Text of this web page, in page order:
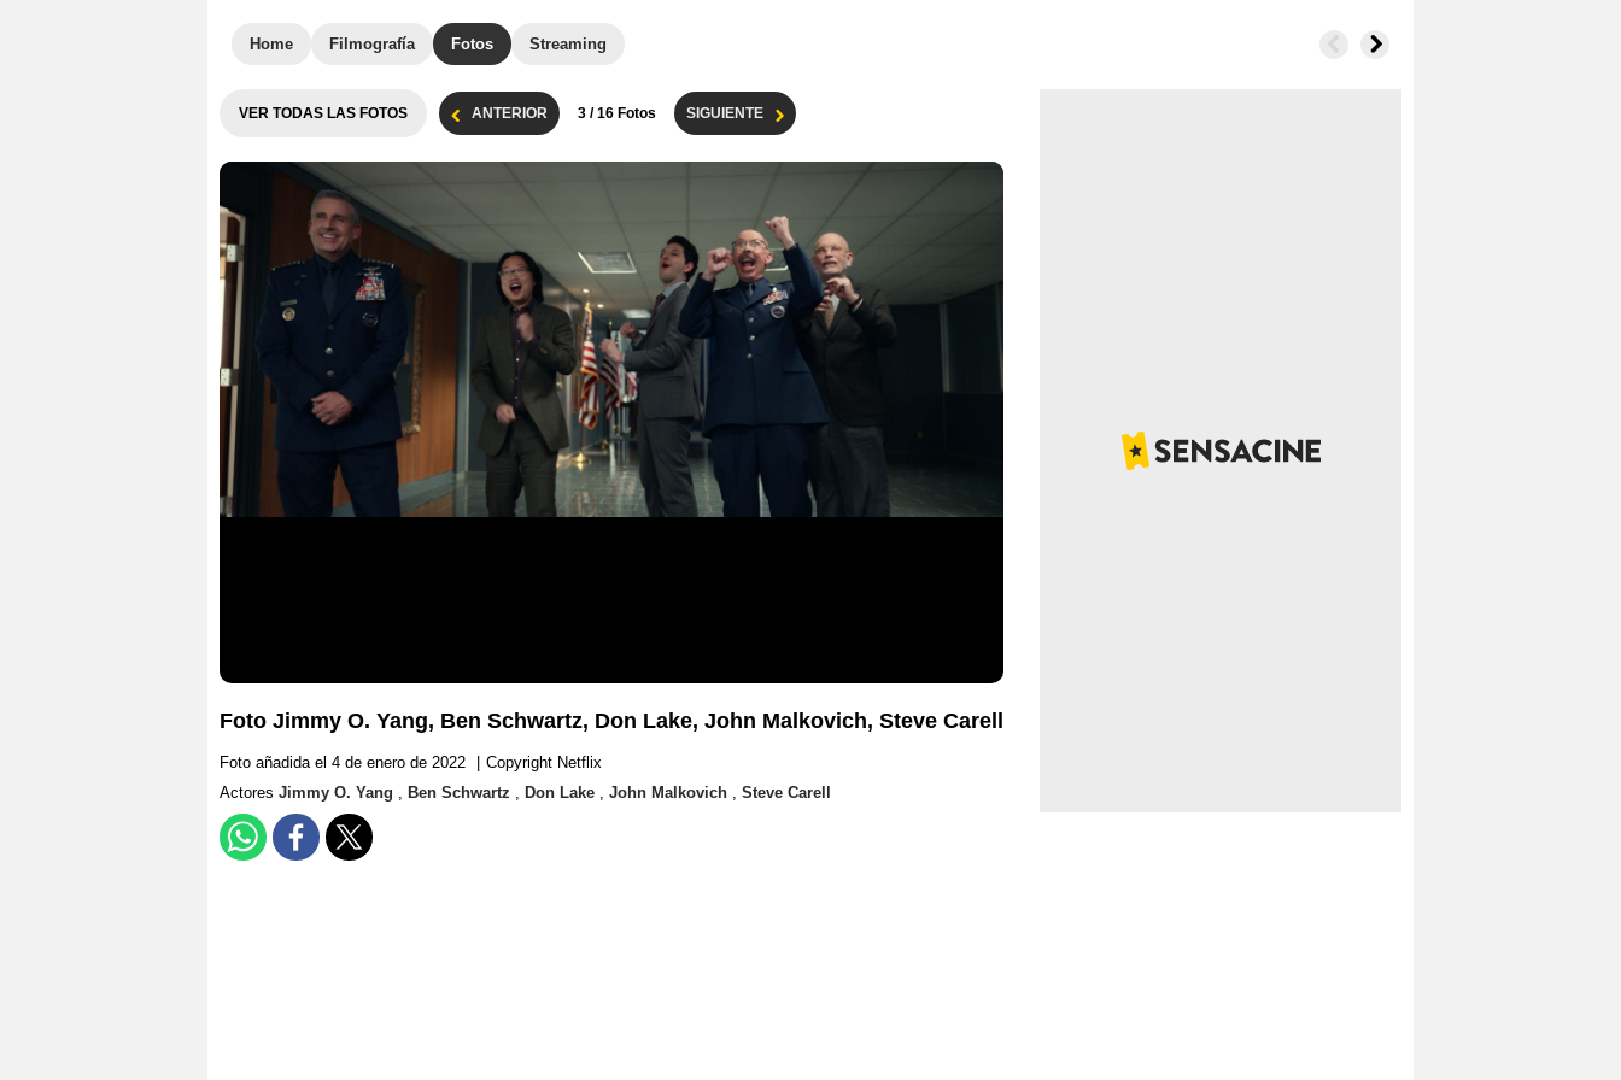
Home Filmografía Fotos Streaming
VER TODAS LAS FOTOS ANTERIOR 3 / 16 Fotos SIGUIENTE
Foto Jimmy O. Yang, Ben Schwartz, Don Lake, John Malkovich, Steve Carell
Foto añadida el 4 de enero de 2022
Copyright Netflix
Actores Jimmy O. Yang , Ben Schwartz , Don Lake , John Malkovich , Steve Carell